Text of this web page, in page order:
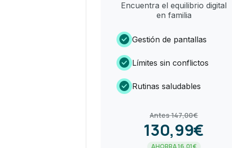
Encuentra el equilibrio digital
en familia
check_circle Gestión de pantallas
check_circle Límites sin conflictos
check_circle Rutinas saludables
Antes 147,00€
130,99€
AHORRA 16,01€